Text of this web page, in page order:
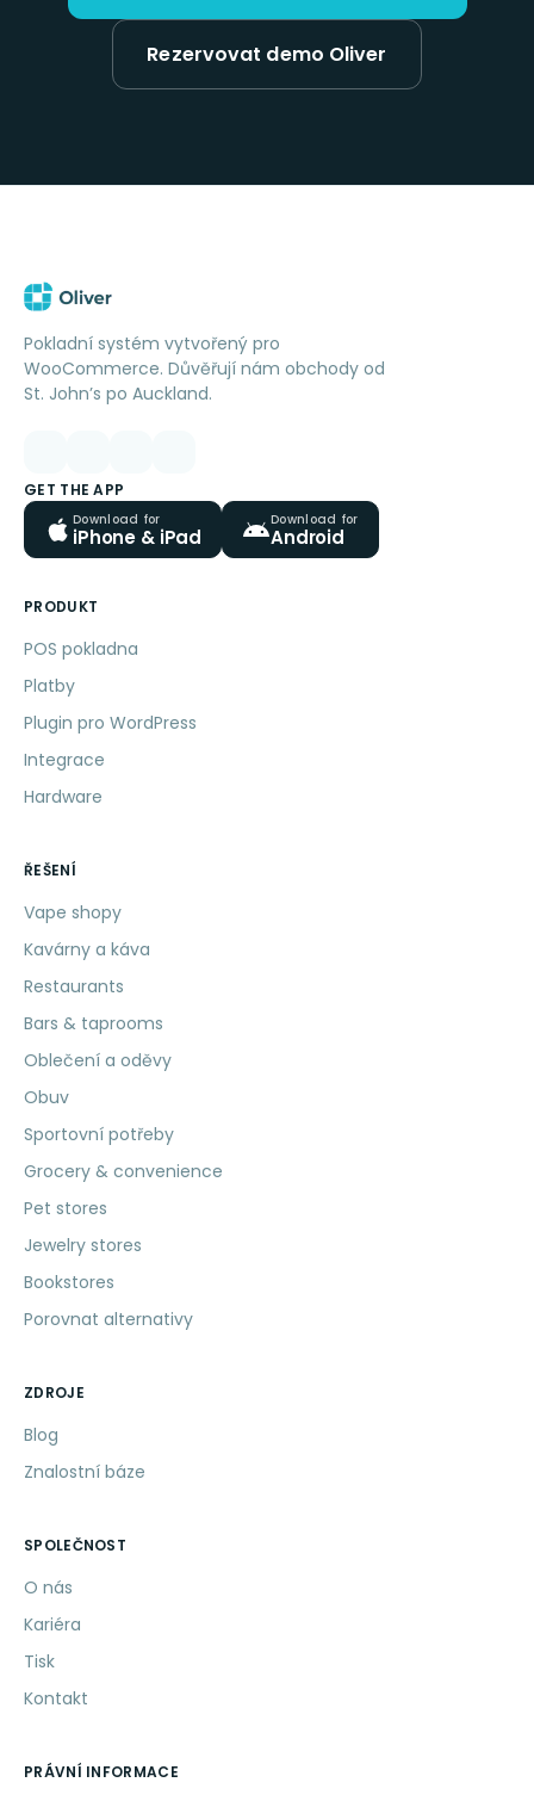
Rezervovat demo Oliver
Pokladní systém vytvořený pro
WooCommerce. Důvěřují nám obchody od
St. John’s po Auckland.
GET THE APP
Download for
iPhone & iPad
Download for
Android
PRODUKT
POS pokladna
Platby
Plugin pro WordPress
Integrace
Hardware
ŘEŠENÍ
Vape shopy
Kavárny a káva
Restaurants
Bars & taprooms
Oblečení a oděvy
Obuv
Sportovní potřeby
Grocery & convenience
Pet stores
Jewelry stores
Bookstores
Porovnat alternativy
ZDROJE
Blog
Znalostní báze
SPOLEČNOST
O nás
Kariéra
Tisk
Kontakt
PRÁVNÍ INFORMACE